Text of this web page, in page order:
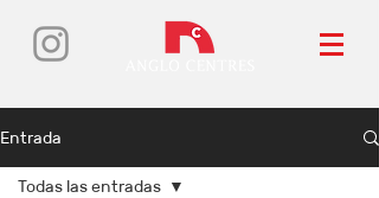
Entrada
Todas las entradas